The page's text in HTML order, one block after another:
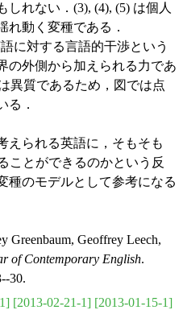
れない．(3), (4), (5) は個人
れ動く変種である．
に対する言語的干渉という
の外側から加えられる力であ
異質であるため，図では点
る．
られる英語に，そもそも
ことができるのかという反
種のモデルとして参考になる
Greenbaum, Geoffrey Leech,
of Contemporary English.
30.
[2013-02-21-1] [2013-01-15-1]